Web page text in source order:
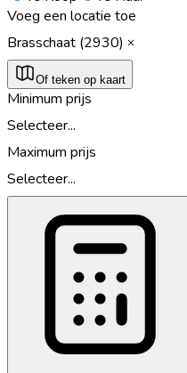
Voeg een locatie toe
Brasschaat (2930)
Of teken op kaart
Minimum prijs
Selecteer...
Maximum prijs
Selecteer...